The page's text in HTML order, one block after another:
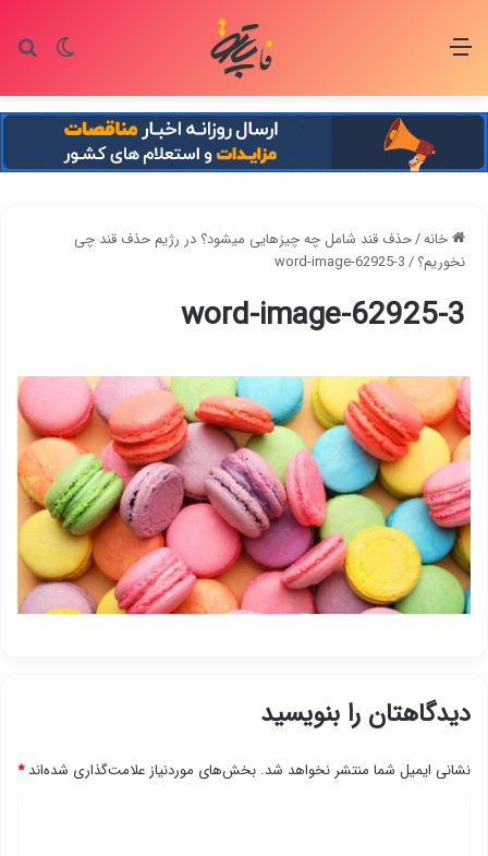
تغییر منو
خانه/حذف قند شامل چه چیزهایی میشود؟ در رژیم حذف قند چی
نخوریم؟/
word-image-62925-3
word-image-62925-3
دیدگاهتان را بنویسید
نشانی ایمیل شما منتشر نخواهد شد. بخش‌های موردنیاز علامت‌گذاری شده‌اند*